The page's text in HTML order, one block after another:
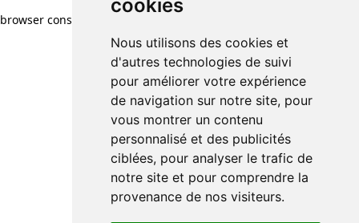
cookies
Nous utilisons des cookies et
d'autres technologies de suivi
pour améliorer votre expérience
de navigation sur notre site, pour
vous montrer un contenu
personnalisé et des publicités
ciblées, pour analyser le trafic de
notre site et pour comprendre la
provenance de nos visiteurs.
browser console for more information)